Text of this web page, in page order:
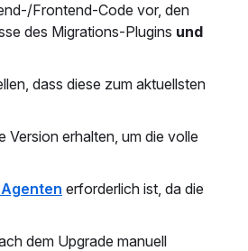
Frontend-Code vor, den
des Migrations-Plugins und
dass diese zum aktuellsten
erhalten, um die volle
erforderlich ist, da die
dem Upgrade manuell